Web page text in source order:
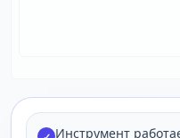
Инструмент